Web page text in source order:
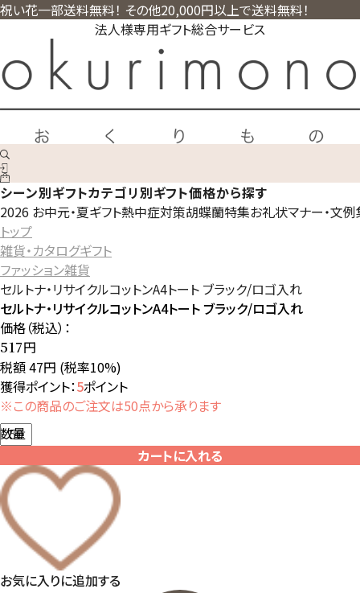
祝い花一部送料無料！ その他20,000円以上で送料無料！
法人様専用ギフト総合サービス
シーン別ギフトカテゴリ別ギフト価格から探す
2026 お中元・夏ギフト熱中症対策胡蝶蘭特集お礼状マナー・文
トップ
雑貨・カタログギフト
ファッション雑貨
セルトナ・リサイクルコットンA4トート ブラック/ロゴ入れ
セルトナ・リサイクルコットンA4トート ブラック/ロゴ入れ
価格（税込）：
517円
税額 47円 (税率10%)
獲得ポイント：5ポイント
※この商品のご注文は50点から承ります
数量
カートに入れる
お気に入りに追加する